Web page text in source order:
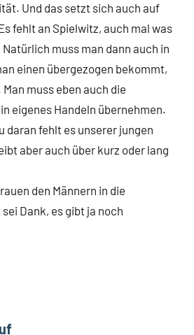
Und das setzt sich auch auf
fehlt an Spielwitz, auch mal was
muss man dann auch in
einen übergezogen bekommt,
muss eben auch die
eigenes Handeln übernehmen.
daran fehlt es unserer jungen
aber auch über kurz oder lang
den Männern in die
Dank, es gibt ja noch